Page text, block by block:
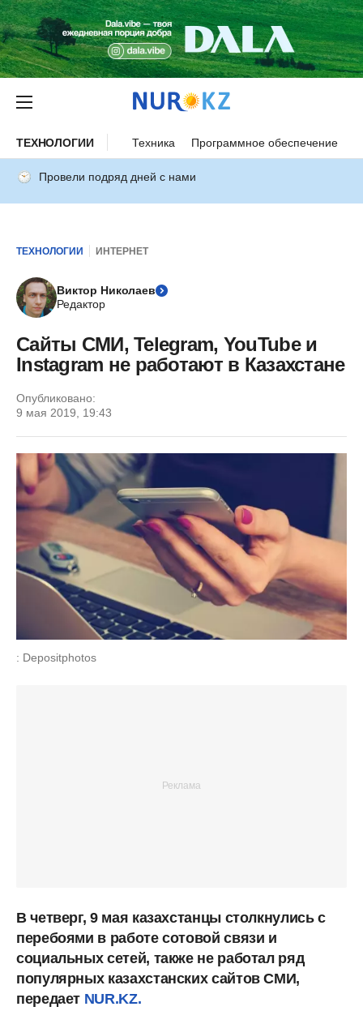
ТЕХНОЛОГИИ Техника Программное обеспечение
Провели подряд дней с нами
ТЕХНОЛОГИИ ИНТЕРНЕТ
Виктор Николаев
Редактор
Сайты СМИ, Telegram, YouTube и
Instagram не работают в Казахстане
Опубликовано:
9 мая 2019, 19:43
: Depositphotos
В четверг, 9 мая казахстанцы столкнулись с
перебоями в работе сотовой связи и
социальных сетей, также не работал ряд
популярных казахстанских сайтов СМИ,
передает NUR.KZ.